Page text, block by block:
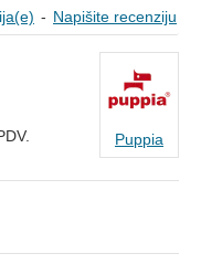
- Napišite recenziju
Puppia